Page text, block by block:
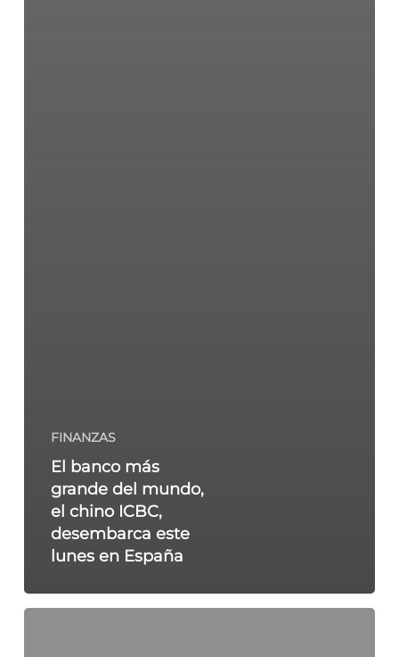
FINANZAS
El banco más
grande del mundo,
el chino ICBC,
desembarca este
lunes en España